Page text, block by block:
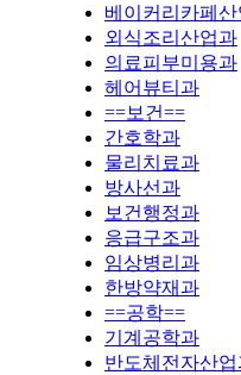
베이커리카페
외식조리산업과
의료피부미용과
헤어뷰티과
==보건==
간호학과
물리치료과
방사선과
보건행정과
응급구조과
임상병리과
한방약재과
==공학==
기계공학과
반도체전자산업